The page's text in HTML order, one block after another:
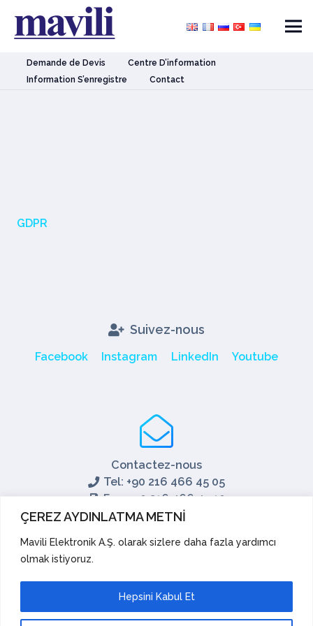
ÇEREZ AYDINLATMA METNİ
Mavili Elektronik A.Ş. olarak sizlere daha fazla yardımcı
olmak istiyoruz.
Hepsini Kabul Et
Demande de Devis
Centre D’information
Information S’enregistre
Contact
GDPR
Suivez-nous
Facebook Instagram LinkedIn Youtube
Contactez-nous
Tel: +90 216 466 45 05
Fax: +90 216 466 45 10
export@mavili.com.tr
Soutien aux ventes
Soutien technique
Académie
Suggestions et réclamations